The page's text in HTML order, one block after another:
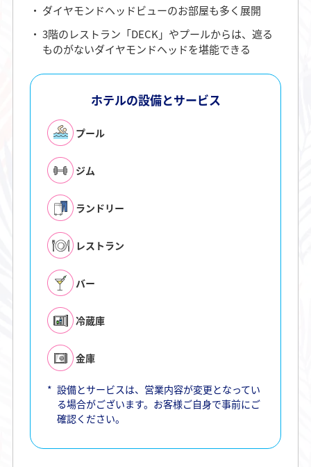
ダイヤモンドヘッドビューのお部屋も多く展開
3階のレストラン「DECK」やプールからは、遮る
ものがないダイヤモンドヘッドを堪能できる
ホテルの設備とサービス
プール
ジム
ランドリー
レストラン
バー
冷蔵庫
金庫
* 設備とサービスは、営業内容が変更となってい
る場合がございます。お客様ご自身で事前にご
確認ください。